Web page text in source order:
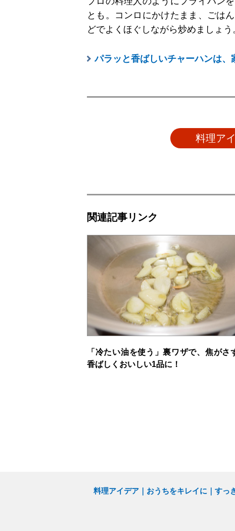
とも。コンロにかけたまま、ごは
どでよくほぐしながら炒めましょう
パラッと香ばしいチャーハンは、
料理ア
関連記事リンク
「冷たい油を使う」裏ワザで、焦がさ
香ばしくおいしい1品に！
料理アイデア おうちをキレイに すっ